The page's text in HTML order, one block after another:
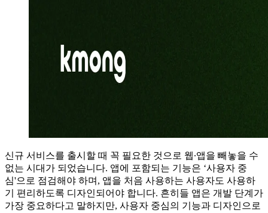
신규 서비스를 출시할 때 꼭 필요한 것으로 웹∙앱을 빼놓을 수
없는 시대가 되었습니다. 앱에 포함되는 기능은 ‘사용자 중
심'으로 점검해야 하며, 앱을 처음 사용하는 사용자도 사용하
기 편리하도록 디자인되어야 합니다. 흔히들 앱은 개발 단계가
가장 중요하다고 말하지만, 사용자 중심의 기능과 디자인으로